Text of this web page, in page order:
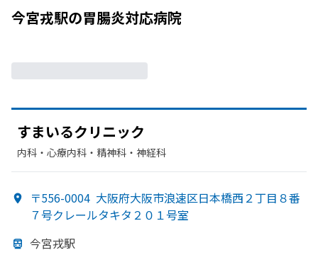
今宮戎駅の胃腸炎対応病院
すまいるクリニック
内科・​心療内科・​精神科・神経科
〒556-0004 大阪府大阪市浪速区日本橋西２丁目８番
７号クレールタキタ２０１号室
今宮戎駅